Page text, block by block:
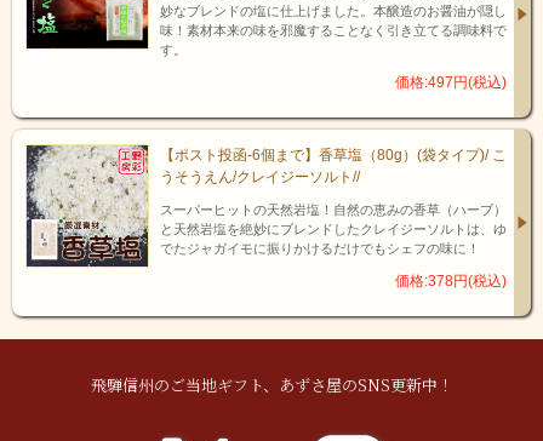
妙なブレンドの塩に仕上げました。本醸造のお醤油が隠し
味！素材本来の味を邪魔することなく引き立てる調味料で
す。
価格:497円(税込)
【ポスト投函-6個まで】香草塩（80g）(袋タイプ)/ こ
うそうえん/クレイジーソルト//
スーパーヒットの天然岩塩！自然の恵みの香草（ハーブ）
と天然岩塩を絶妙にブレンドしたクレイジーソルトは、ゆ
でたジャガイモに振りかけるだけでもシェフの味に！
価格:378円(税込)
飛騨信州のご当地ギフト、あずさ屋のSNS更新中！